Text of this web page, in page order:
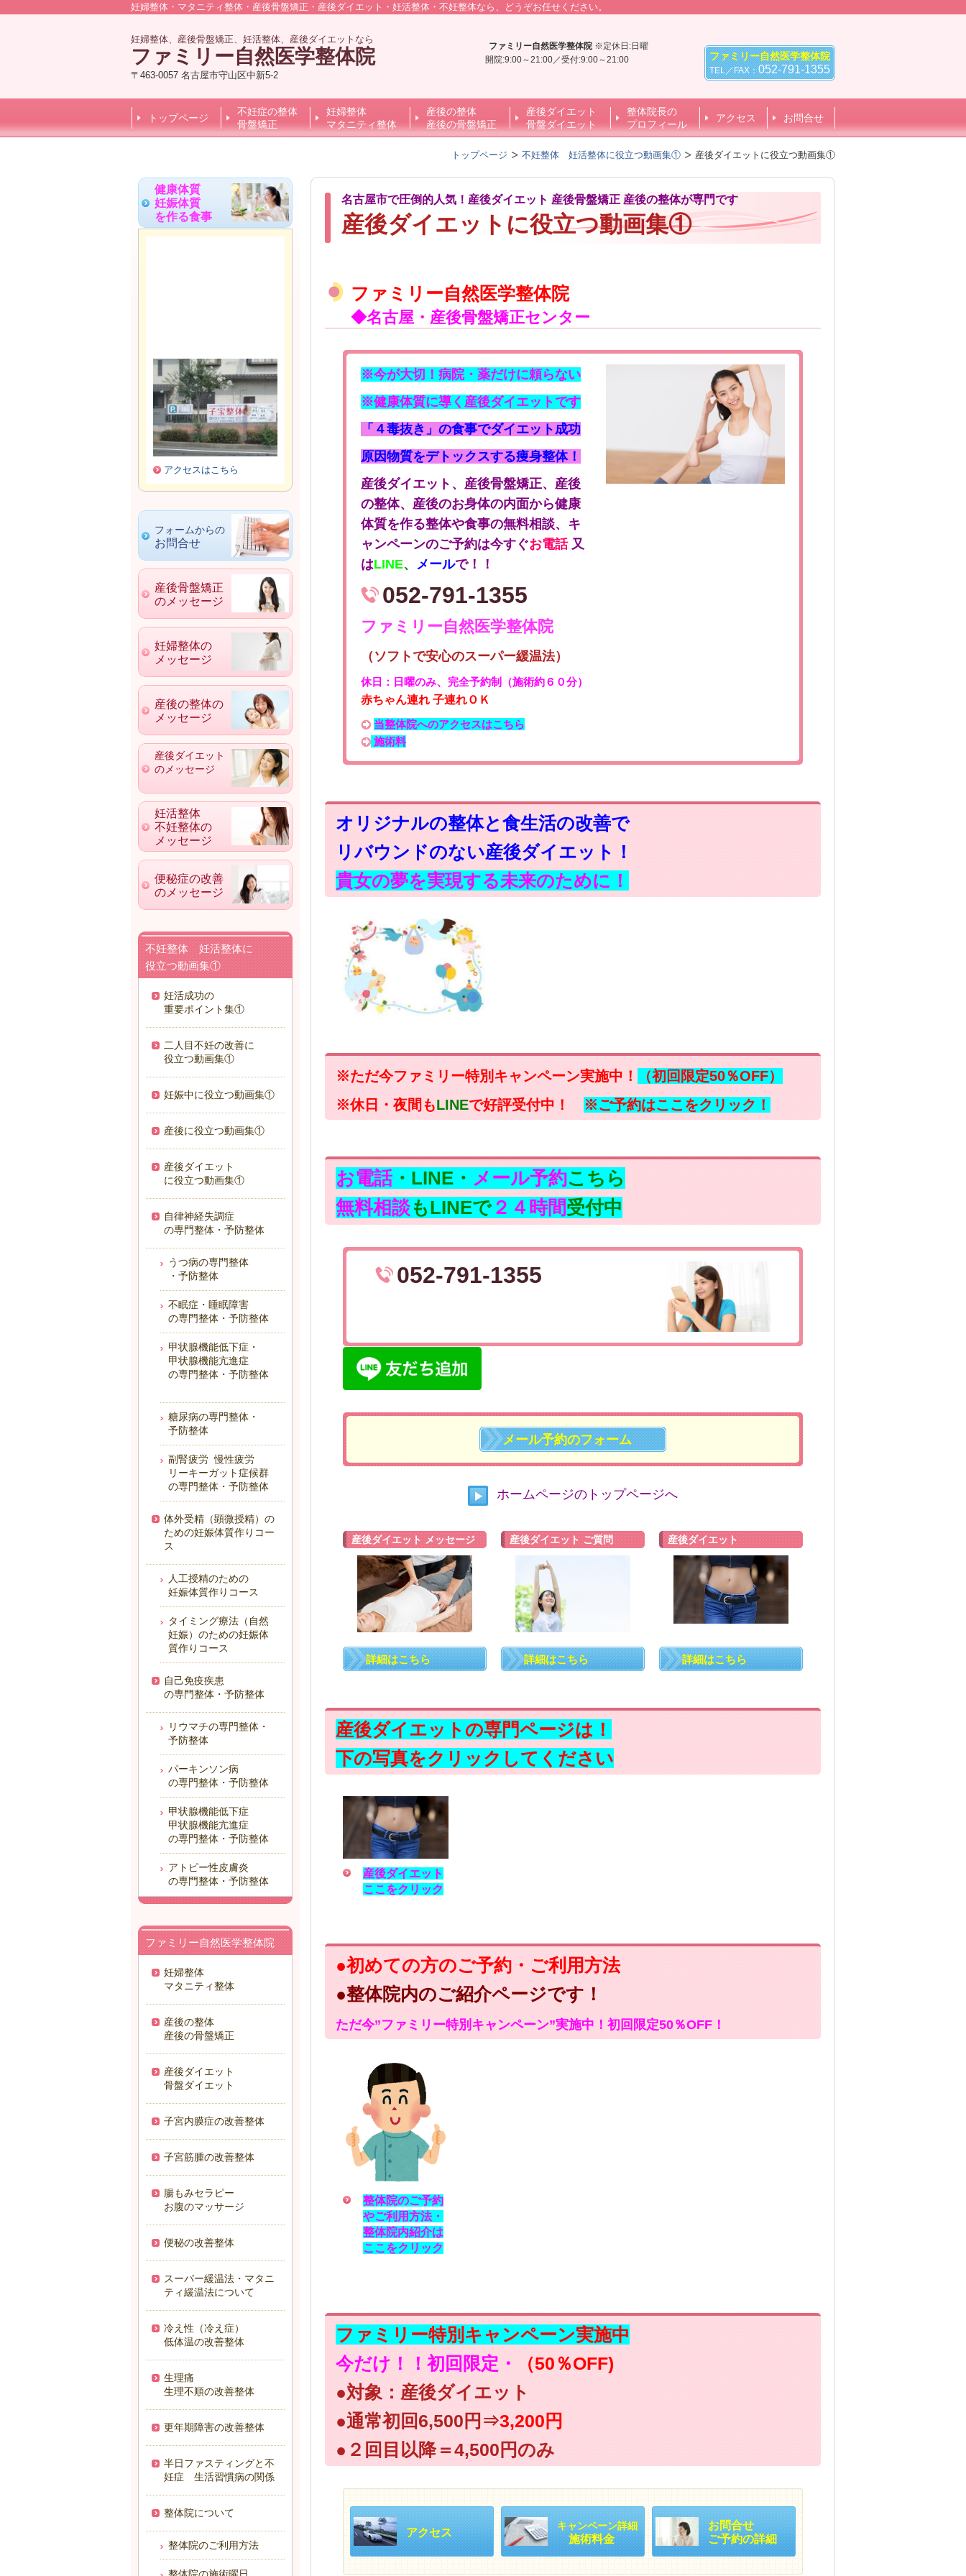
妊婦整体・マタニティ整体・産後骨盤矯正・産後ダイエット・妊活整体・不妊整体なら、どうぞお任せください。
妊婦整体、産後骨盤矯正、妊活整体、産後ダイエットなら
ファミリー自然医学整体院
〒463-0057 名古屋市守山区中新5-2
ファミリー自然医学整体院 ※定休日:日曜
開院:9:00～21:00／受付:9:00～21:00
ファミリー自然医学整体院
TEL／FAX：052-791-1355
トップページ
不妊症の整体
骨盤矯正
妊婦整体
マタニティ整体
産後の整体
産後の骨盤矯正
産後ダイエット
骨盤ダイエット
整体院長の
プロフィール
アクセス お問合せ
トップページ 不妊整体 妊活整体に役立つ動画集① 産後ダイエットに役立つ動画集①
名古屋市で圧倒的人気！産後ダイエット 産後骨盤矯正 産後の整体が専門です
産後ダイエットに役立つ動画集①
ファミリー自然医学整体院
◆名古屋・産後骨盤矯正センター
※今が大切！病院・薬だけに頼らない
※健康体質に導く産後ダイエットです
「４毒抜き」の食事でダイエット成功
原因物質をデトックスする痩身整体！
産後ダイエット、産後骨盤矯正、産後
の整体、産後のお身体の内面から健康
体質を作る整体や食事の無料相談、キ
ャンペーンのご予約は今すぐお電話 又
はLINE、 メールで！！
052-791-1355
ファミリー自然医学整体院
（ソフトで安心のスーパー緩温法）
休日：日曜のみ、 完全予約制（施術約６０分）
赤ちゃん連れ 子連れＯＫ
当整体院へのアクセスはこちら
施術料
オリジナルの整体と食生活の改善で
リバウンドのない産後ダイエット！
貴女の夢を実現する未来のために！
※ただ今ファミリー特別キャンペーン実施中！
（初回限定50％OFF）
※休日・夜間もLINEで好評受付中！ ※ご予約はここをクリック！
お電話 ・LINE・ メール予約こちら
無料相談もLINEで ２４時間受付中
052-791-1355
メール予約のフォーム
ホームページのトップページへ
産後ダイエット メッセージ
詳細はこちら
産後ダイエット ご質問
詳細はこちら
産後ダイエット
詳細はこちら
産後ダイエットの専門ページは！
下の写真をクリックしてください
産後ダイエット
ここをクリック
●初めての方のご予約・ご利用方法
●整体院内のご紹介ページです！
ただ今”ファミリー特別キャンペーン”実施中！初回限定50％OFF！
整体院のご予約
やご利用方法・
整体院内紹介は
ここをクリック
ファミリー特別キャンペーン実施中
今だけ！！初回限定・
（50％OFF)
●対象：産後ダイエット
●通常初回6,500円⇒3,200円
●２回目以降＝4,500円のみ
アクセス
キャンペーン詳細
施術料金
お問合せ
ご予約の詳細
健康体質
妊娠体質
を作る食事
アクセスはこちら
フォームからの
お問合せ
産後骨盤矯正
のメッセージ
妊婦整体の
メッセージ
産後の整体の
メッセージ
産後ダイエット
のメッセージ
妊活整体
不妊整体の
メッセージ
便秘症の改善
のメッセージ
不妊整体 妊活整体に
役立つ動画集①
妊活成功の
重要ポイント集①
二人目不妊の改善に
役立つ動画集①
妊娠中に役立つ動画集①
産後に役立つ動画集①
産後ダイエット
に役立つ動画集①
自律神経失調症
の専門整体・予防整体
うつ病の専門整体
・予防整体
不眠症・睡眠障害
の専門整体・予防整体
甲状腺機能低下症・
甲状腺機能亢進症
の専門整体・予防整体
糖尿病の専門整体・
予防整体
副腎疲労 慢性疲労
リーキーガット症候群
の専門整体・予防整体
体外受精（顕微授精）の
ための妊娠体質作りコー
ス
人工授精のための
妊娠体質作りコース
タイミング療法（自然
妊娠）のための妊娠体
質作りコース
自己免疫疾患
の専門整体・予防整体
リウマチの専門整体・
予防整体
パーキンソン病
の専門整体・予防整体
甲状腺機能低下症
甲状腺機能亢進症
の専門整体・予防整体
アトピー性皮膚炎
の専門整体・予防整体
ファミリー自然医学整体院
妊婦整体
マタニティ整体
産後の整体
産後の骨盤矯正
産後ダイエット
骨盤ダイエット
子宮内膜症の改善整体
子宮筋腫の改善整体
腸もみセラピー
お腹のマッサージ
便秘の改善整体
スーパー緩温法・マタニ
ティ緩温法について
冷え性（冷え症）
低体温の改善整体
生理痛
生理不順の改善整体
更年期障害の改善整体
半日ファスティングと不
妊症 生活習慣病の関係
整体院について
整体院のご利用方法